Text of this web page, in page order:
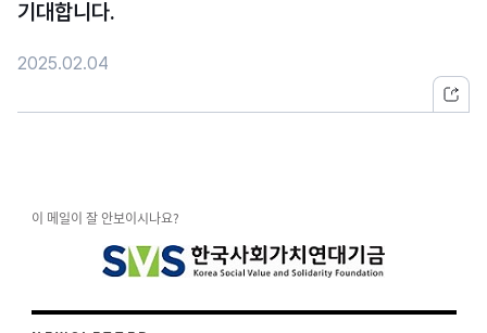
기대합니다.
2025.02.04
이 메일이 잘 안보이시나요?